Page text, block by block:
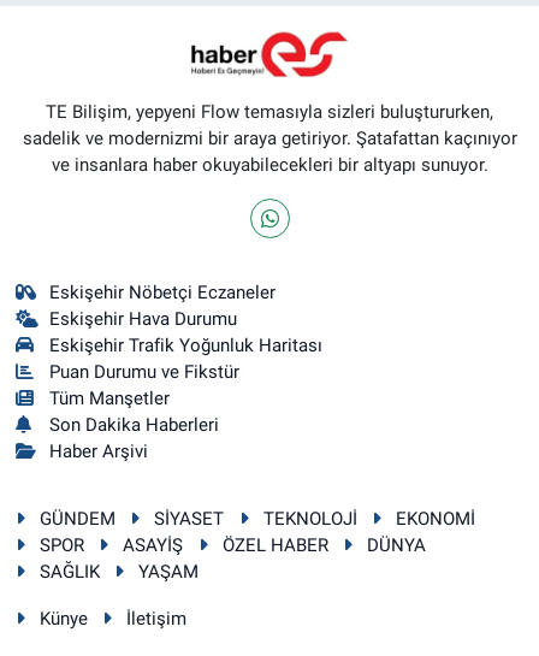
TE Bilişim, yepyeni Flow temasıyla sizleri buluştururken,
sadelik ve modernizmi bir araya getiriyor. Şatafattan kaçınıyor
ve insanlara haber okuyabilecekleri bir altyapı sunuyor.
Eskişehir Nöbetçi Eczaneler
Eskişehir Hava Durumu
Eskişehir Trafik Yoğunluk Haritası
Puan Durumu ve Fikstür
Tüm Manşetler
Son Dakika Haberleri
Haber Arşivi
GÜNDEM SİYASET TEKNOLOJİ
EKONOMİ
SPOR
ASAYİŞ ÖZEL HABER
DÜNYA
SAĞLIK
YAŞAM
Künye İletişim